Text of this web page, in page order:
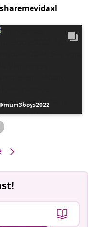
Postitus
avaldatud
mum3boys2022